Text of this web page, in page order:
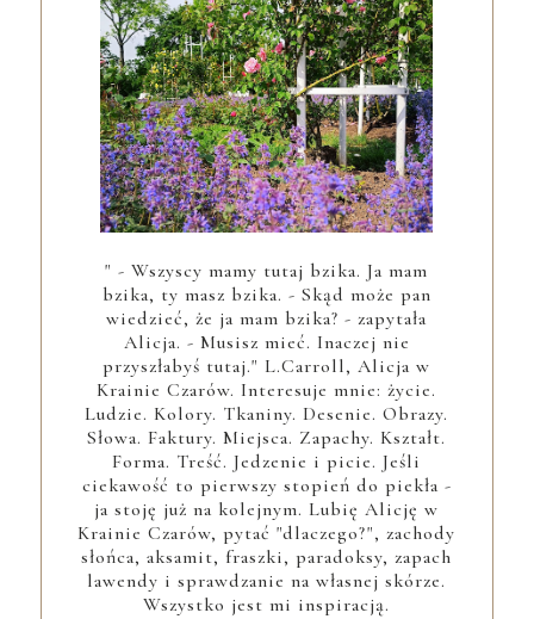
" - Wszyscy mamy tutaj bzika. Ja mam
bzika, ty masz bzika. - Skąd może pan
wiedzieć, że ja mam bzika? - zapytała
Alicja. - Musisz mieć. Inaczej nie
przyszłabyś tutaj." L.Carroll, Alicja w
Krainie Czarów. Interesuje mnie: życie.
Ludzie. Kolory. Tkaniny. Desenie. Obrazy.
Słowa. Faktury. Miejsca. Zapachy. Kształt.
Forma. Treść. Jedzenie i picie. Jeśli
ciekawość to pierwszy stopień do piekła -
ja stoję już na kolejnym. Lubię Alicję w
Krainie Czarów, pytać "dlaczego?", zachody
słońca, aksamit, fraszki, paradoksy, zapach
lawendy i sprawdzanie na własnej skórze.
Wszystko jest mi inspiracją.